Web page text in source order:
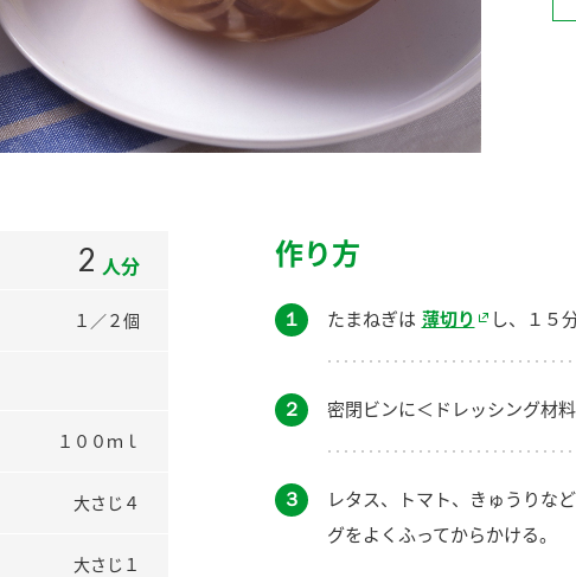
2 人分
１／２個
１００ｍｌ
大さじ４
大さじ１
作り方
１ たまねぎは 薄切り し、１５
２ 密閉ビンに＜ドレッシング材料
３
レタス、トマト、きゅうりな
グをよくふってからかける。